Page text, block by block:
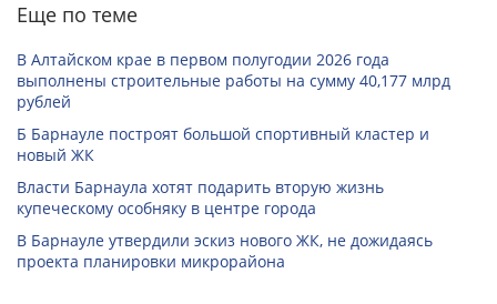
Еще по теме
В Алтайском крае в первом полугодии 2026 года
выполнены строительные работы на сумму 40,177 млрд
рублей
Б Барнауле построят большой спортивный кластер и
новый ЖК
Власти Барнаула хотят подарить вторую жизнь
купеческому особняку в центре города
В Барнауле утвердили эскиз нового ЖК, не дожидаясь
проекта планировки микрорайона